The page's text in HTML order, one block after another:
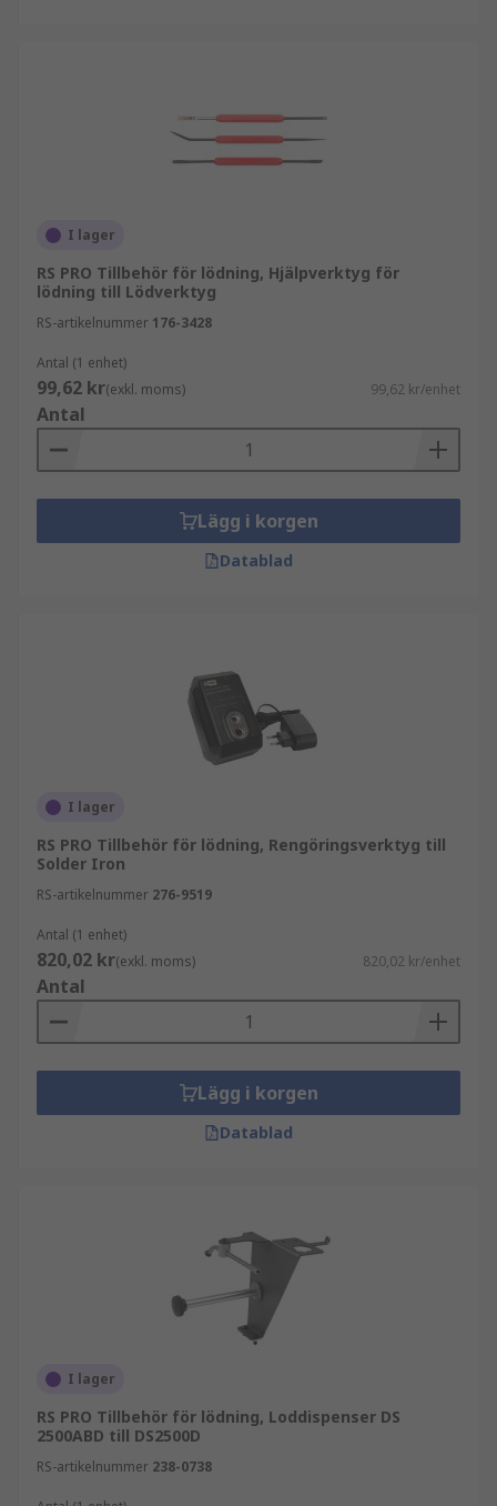
I lager
RS PRO Tillbehör för lödning, Hjälpverktyg för
lödning till Lödverktyg
RS-artikelnummer 176-3428
Antal (1 enhet)
99,62 kr(exkl. moms) 99,62 kr/enhet
Antal
Lägg i korgen
Datablad
I lager
RS PRO Tillbehör för lödning, Rengöringsverktyg till
Solder Iron
RS-artikelnummer 276-9519
Antal (1 enhet)
820,02 kr(exkl. moms) 820,02 kr/enhet
Antal
Lägg i korgen
Datablad
I lager
RS PRO Tillbehör för lödning, Loddispenser DS
2500ABD till DS2500D
RS-artikelnummer 238-0738